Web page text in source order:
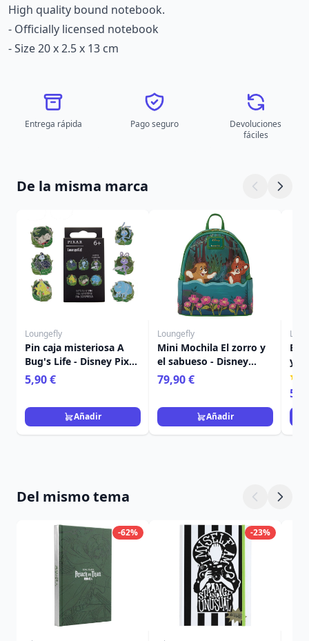
High quality bound notebook.
- Officially licensed notebook
- Size 20 x 2.5 x 13 cm
Entrega rápida Pago seguro
Devoluciones
fáciles
De la misma marca
Loungefly
Pin caja misteriosa A
Bug's Life - Disney Pixar
Loungefly
5,90 €
Añadir
Loungefly
Mini Mochila El zorro y
el sabueso - Disney
Loungefly
79,90 €
Añadir
y el
Del mismo tema
-62% -23%